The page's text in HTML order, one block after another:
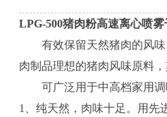
LPG-500猪肉粉高速离心喷雾
有效保留天然猪肉的风味
肉制品理想的猪肉风味原料
可广泛用于中高档家用调
1、纯天然，肉味十足。用先